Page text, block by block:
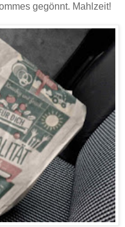
gegönnt. Mahlzeit!